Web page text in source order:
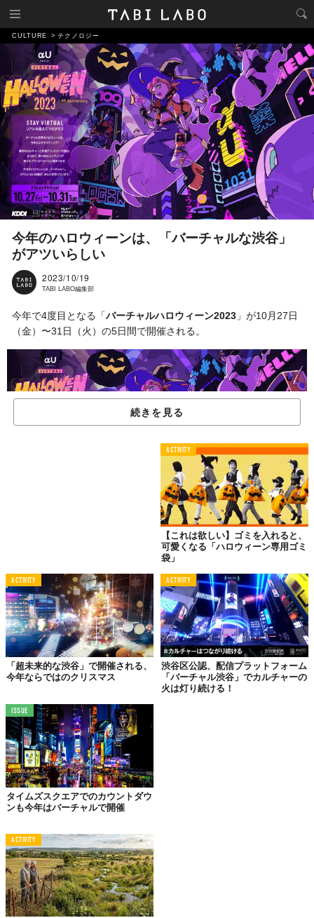
CULTURE テクノロジー
今年のハロウィーンは、「バーチャルな渋谷」
がアツいらしい
2023/10/19
TABI LABO編集部
今年で4度目となる「バーチャルハロウィーン2023 」が10月27日
（金）〜31日（火）の5日間で開催される。
同イベントは渋谷未来デザインと渋谷区観光協会、KDDIを中心に
構成される都市連動型メタバース
「渋谷5Gエンターテイメントプ
ロジェクト」の一環。
駅周辺を中心とした路上飲酒に伴う通行の妨げ、ポイ捨てによる
ごみの散乱、そして騒音などを課題視し、今年8月に「迷惑路上飲
酒ゼロ」を宣言した渋谷区の後援によって、“
Stay Virtual”という
テーマのもと、バーチャル上での渋谷のハロウィンの楽しみ方を
注目は全10組以上のアーティストや芸人による音楽・お笑いライ
続きを見る
ACTIVITY
【これは欲しい】ゴミを入れると、
可愛くなる「ハロウィーン専用ゴミ
袋」
ACTIVITY
「超未来的な渋谷」で開催される、
今年ならではのクリスマス
ACTIVITY
渋谷区公認、配信プラットフォーム
「バーチャル渋谷」でカルチャーの
火は灯り続ける！
ISSUE
タイムズスクエアでのカウントダウ
ンも今年はバーチャルで開催
ACTIVITY